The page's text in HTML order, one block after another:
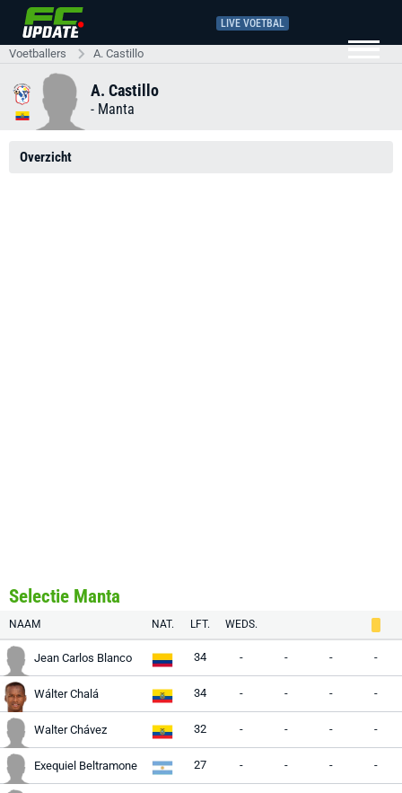
LIVE VOETBAL
Voetballers A. Castillo
A. Castillo
- Manta
Overzicht
Selectie Manta
NAAM NAT. LFT. WEDS.
Jean Carlos Blanco 34 - - - -
Wálter Chalá 34 - - - -
Walter Chávez 32 - - - -
Exequiel Beltramone 27 - - - -